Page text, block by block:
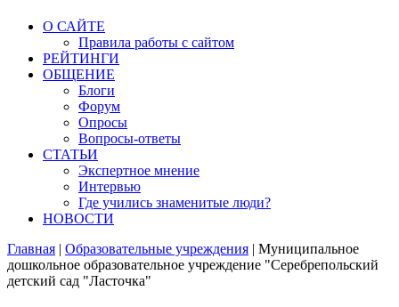
О САЙТЕ
Правила работы с сайтом
РЕЙТИНГИ
ОБЩЕНИЕ
Блоги
Форум
Опросы
Вопросы-ответы
СТАТЬИ
Экспертное мнение
Интервью
Где учились знаменитые люди?
НОВОСТИ
Главная | Образовательные учреждения | Муниципальное
дошкольное образовательное учреждение "Серебрепольский
детский сад "Ласточка"